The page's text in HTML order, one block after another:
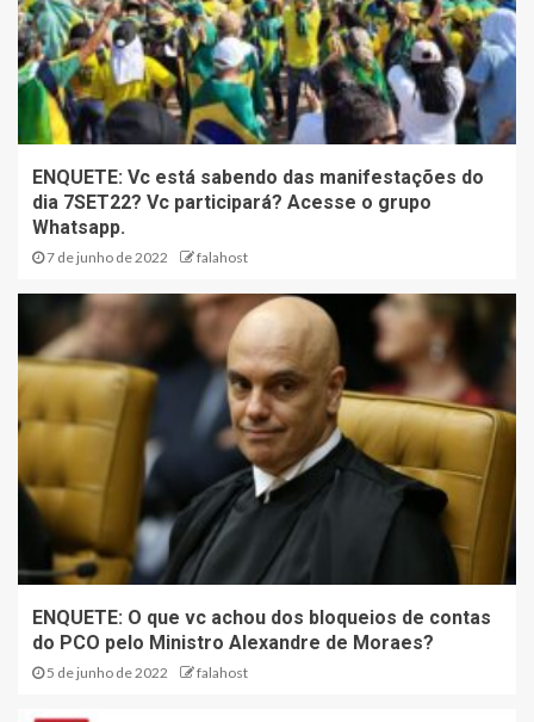
ENQUETE: Vc está sabendo das manifestações do
dia 7SET22? Vc participará? Acesse o grupo
Whatsapp.
7 de junho de 2022 falahost
ENQUETE: O que vc achou dos bloqueios de contas
do PCO pelo Ministro Alexandre de Moraes?
5 de junho de 2022 falahost